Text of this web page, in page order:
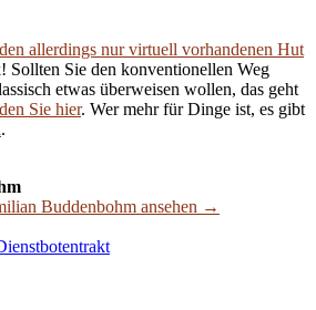
allerdings nur virtuell vorhandenen Hut
Sollten Sie den konventionellen Weg
etwas überweisen wollen, das geht
Sie hier. Wer mehr für Dinge ist, es gibt
.
Buddenbohm ansehen →